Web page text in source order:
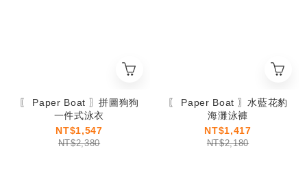
〖 Paper Boat 〗拼圖狗狗
一件式泳衣
NT$1,547
NT$2,380
〖 Paper Boat 〗水藍花豹
海灘泳褲
NT$1,417
NT$2,180